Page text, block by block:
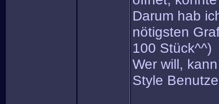
Darum hab
nötigsten
100 Stück^^)
Wer will,
Style